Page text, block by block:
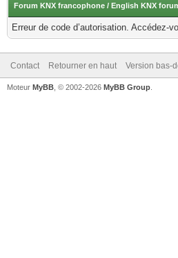
Forum KNX francophone / English KNX
Erreur de code d’autorisation. Accédez-
Contact Retourner en haut Version bas-
Moteur MyBB , © 2002-2026 MyBB Group